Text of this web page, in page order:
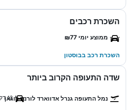
השכרת רכבים
ממוצע יומי ₪77
השכרת רכב בבוסטון
שדה התעופה הקרוב ביותר
נמל התעופה גנרל אדווארד לורנס לוגאן
12 דקות נסיעה